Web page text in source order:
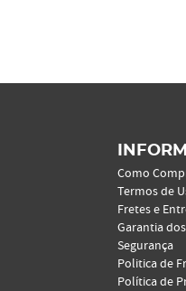
Como
Termos de
Fretes e
Garantia
Segurança
Politica de
Política de